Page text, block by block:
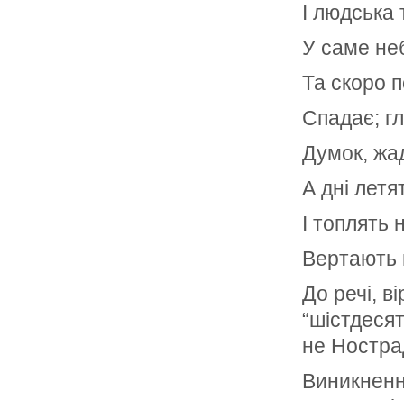
І людська
У саме
Та скоро
Спадає;
Думок,
А дні
І топлять
Вертають
До речі,
не